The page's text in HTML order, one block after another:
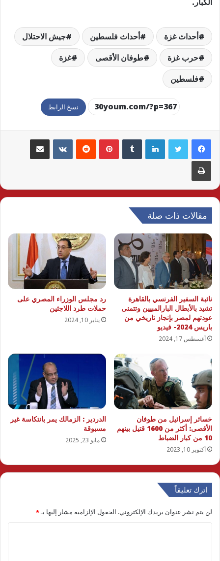
أحداث غزة أحداث فلسطين
جيش الاحتلال
حرب غزة
طوفان الأقصى
غزة
فلسطين
نسخ الرابط
لينكدإن بينتيريست مشاركة عبر البريد
طباعة
مقالات ذات صلة
نائبة السفير الفرنسي بالقاهرة
تشيد بالأبطال البارالمبيين وتتمنى
عودتهم لمصر بإنجاز تاريخي من
باريس 2024- فيديو
أغسطس 17, 2024
رد مجلس الوزراء المصري على
حملات طرد اللاجئين
يناير 10, 2024
خسائر إسرائيل من طوفان
الأقصى: أكثر من 1600 قتيل بينهم
10 من كبار الضباط
أكتوبر 10, 2023
الدردير : الزمالك يمر بانتكاسة غير
مسبوقة
مايو 23, 2025
اترك تعليقاً
لن يتم نشر عنوان بريدك الإلكتروني. الحقول الإلزامية مشار إليها بـ*